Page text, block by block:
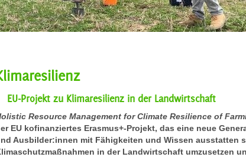
EU-Projekt zu Klimaresilienz in der Landwirtschaft
Resource Management for Climate Resilience of
EU kofinanziertes Erasmus+-Projekt, das eine neue
Ausbilder:innen mit Fähigkeiten und Wissen ausstatten
in der Landwirtschaft umzusetzen